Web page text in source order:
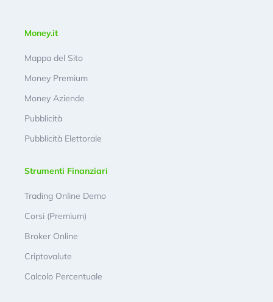
Money.it
Mappa del Sito
Money Premium
Money Aziende
Pubblicità
Pubblicità Elettorale
Strumenti Finanziari
Trading Online Demo
Corsi (Premium)
Broker Online
Criptovalute
Calcolo Percentuale